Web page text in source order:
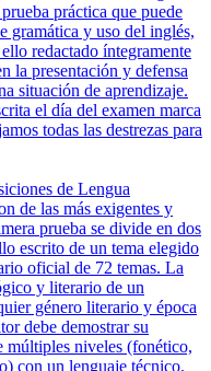
práctica que puede
gramática y uso del inglés,
redactado íntegramente
la presentación y defensa
situación de aprendizaje.
el día del examen marca
todas las destrezas para
de Lengua
de las más exigentes y
prueba se divide en dos
escrito de un tema elegido
oficial de 72 temas. La
y literario de un
género literario y época
debe demostrar su
múltiples niveles (fonético,
con un lenguaje técnico.